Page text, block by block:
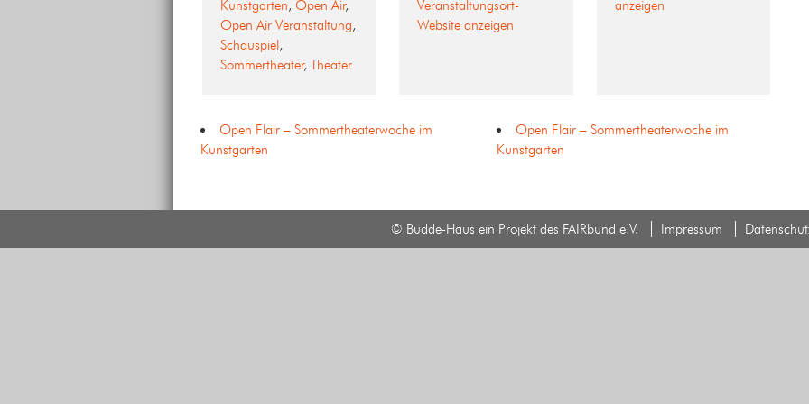
Kunstgarten, Open Air,
Open Air Veranstaltung,
Schauspiel,
Sommertheater, Theater
Veranstaltungsort-
Website anzeigen
anzeigen
Open Flair – Sommertheaterwoche im
Kunstgarten
Open Flair – Sommertheaterwoche im
Kunstgarten
© Budde-Haus ein Projekt des FAIRbund e.V. Impressum